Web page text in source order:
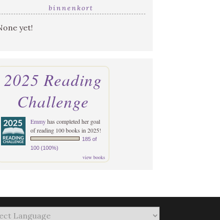
binnenkort
yet!
2025 Reading
Challenge
Emmyhas completed her goal
of reading 100 books in 2025!
185 of
100 (100%)
view books